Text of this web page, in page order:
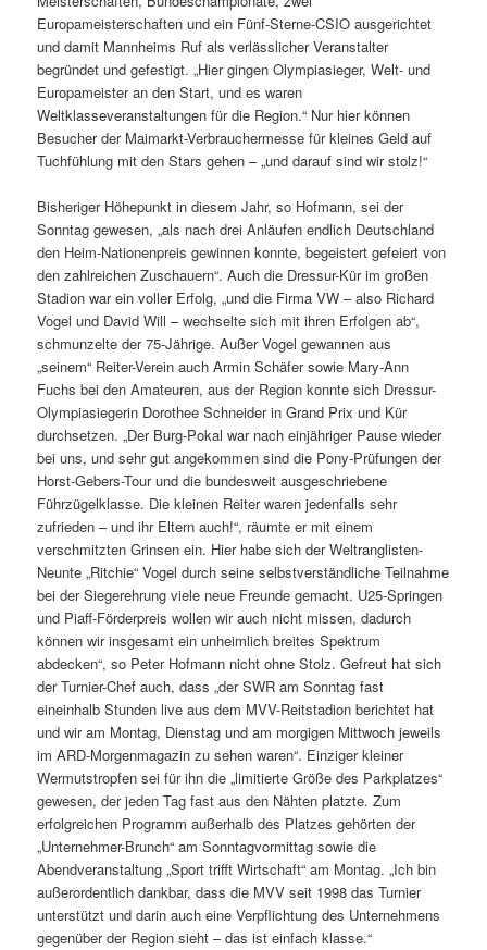
Europameisterschaften und ein Fünf-Sterne-CSIO ausgerichtet
und damit Mannheims Ruf als verlässlicher Veranstalter
begründet und gefestigt. „Hier gingen Olympiasieger, Welt- und
Europameister an den Start, und es waren
Weltklasseveranstaltungen für die Region.“ Nur hier können
Besucher der Maimarkt-Verbrauchermesse für kleines Geld auf
Tuchfühlung mit den Stars gehen – „und darauf sind wir stolz!“
Bisheriger Höhepunkt in diesem Jahr, so Hofmann, sei der
Sonntag gewesen, „als nach drei Anläufen endlich Deutschland
den Heim-Nationenpreis gewinnen konnte, begeistert gefeiert von
den zahlreichen Zuschauern“. Auch die Dressur-Kür im großen
Stadion war ein voller Erfolg, „und die Firma VW – also Richard
Vogel und David Will – wechselte sich mit ihren Erfolgen ab“,
schmunzelte der 75-Jährige. Außer Vogel gewannen aus
„seinem“ Reiter-Verein auch Armin Schäfer sowie Mary-Ann
Fuchs bei den Amateuren, aus der Region konnte sich Dressur-
Olympiasiegerin Dorothee Schneider in Grand Prix und Kür
durchsetzen. „Der Burg-Pokal war nach einjähriger Pause wieder
bei uns, und sehr gut angekommen sind die Pony-Prüfungen der
Horst-Gebers-Tour und die bundesweit ausgeschriebene
Führzügelklasse. Die kleinen Reiter waren jedenfalls sehr
zufrieden – und ihr Eltern auch!“, räumte er mit einem
verschmitzten Grinsen ein. Hier habe sich der Weltranglisten-
Neunte „Ritchie“ Vogel durch seine selbstverständliche Teilnahme
bei der Siegerehrung viele neue Freunde gemacht. U25-Springen
und Piaff-Förderpreis wollen wir auch nicht missen, dadurch
können wir insgesamt ein unheimlich breites Spektrum
abdecken“, so Peter Hofmann nicht ohne Stolz. Gefreut hat sich
der Turnier-Chef auch, dass „der SWR am Sonntag fast
eineinhalb Stunden live aus dem MVV-Reitstadion berichtet hat
und wir am Montag, Dienstag und am morgigen Mittwoch jeweils
im ARD-Morgenmagazin zu sehen waren“. Einziger kleiner
Wermutstropfen sei für ihn die „limitierte Größe des Parkplatzes“
gewesen, der jeden Tag fast aus den Nähten platzte. Zum
erfolgreichen Programm außerhalb des Platzes gehörten der
„Unternehmer-Brunch“ am Sonntagvormittag sowie die
Abendveranstaltung „Sport trifft Wirtschaft“ am Montag. „Ich bin
außerordentlich dankbar, dass die MVV seit 1998 das Turnier
unterstützt und darin auch eine Verpflichtung des Unternehmens
gegenüber der Region sieht – das ist einfach klasse.“